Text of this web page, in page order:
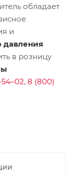
обладает
и
давления
в розницу
, 8 (800)